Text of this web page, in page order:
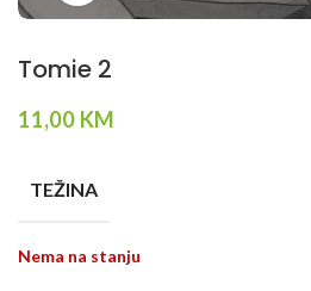
Tomie 2
11,00 KM
TEŽINA
Nema na stanju